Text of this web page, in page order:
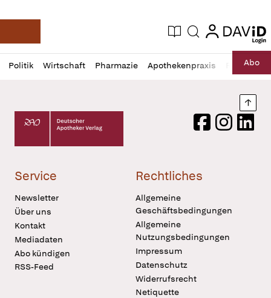
Deutsche Apotheker Zeitung
Aktuelle Ausgabe
Suche login
login
Politik Wirtschaft Pharmazie Apothekenpraxis RechtAbo
Profil
öffnen
Daz
Pur
Deutscher Apotheker Verlag Logo
FacebookInstagram
Service
Newsletter
Über uns
Kontakt
Mediadaten
Abo kündigen
RSS-Feed
Rechtliches
Allgemeine
Geschäftsbedingungen
Allgemeine
Nutzungsbedingungen
Impressum
Datenschutz
Widerrufsrecht
Netiquette